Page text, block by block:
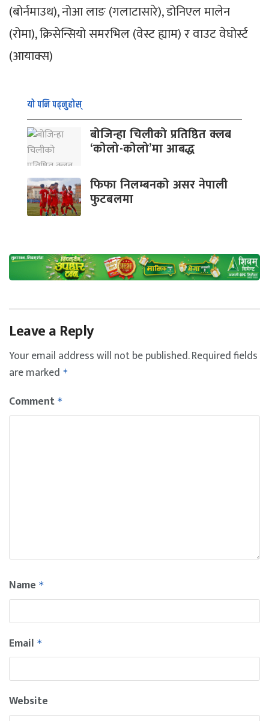
(बोर्नमाउथ), नोआ लाङ (गलाटासारे), डोनिएल मालेन
(रोमा), क्रिसेन्सियो समरभिल (वेस्ट ह्याम) र वाउट वेघोर्स्ट
(आयाक्स)
यो पनि पढ्नुहोस्
बोजिन्हा चिलीको प्रतिष्ठित क्लब
‘कोलो-कोलो’मा आबद्ध
फिफा निलम्बनको असर नेपाली
फुटबलमा
Leave a Reply
Your email address will not be published.Required fields
are marked *
Comment *
Name *
Email *
Website